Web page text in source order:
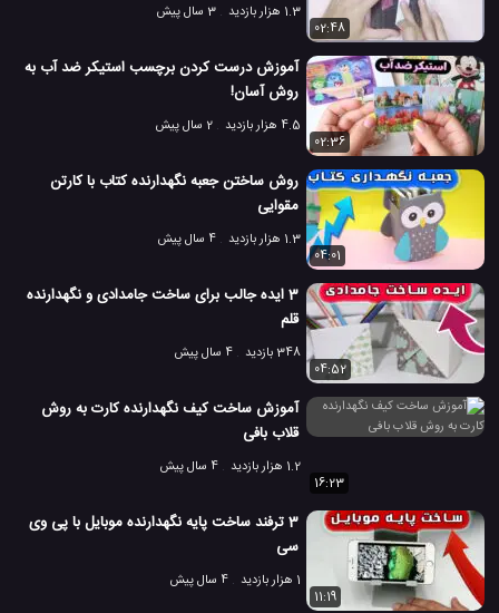
1.3 هزار بازدید
3 سال پیش
02:48
آموزش درست کردن برچسب استیکر ضد آب به
روش آسان!
4.5 هزار بازدید
2 سال پیش
02:36
روش ساختن جعبه نگهدارنده کتاب با کارتن
مقوایی
1.3 هزار بازدید
4 سال پیش
04:01
3 ایده جالب برای ساخت جامدادی و نگهدارنده
قلم
348 بازدید
4 سال پیش
04:52
آموزش ساخت کیف نگهدارنده کارت به روش
قلاب بافی
1.2 هزار بازدید
4 سال پیش
16:23
3 ترفند ساخت پایه نگهدارنده موبایل با پی وی
سی
1 هزار بازدید
4 سال پیش
11:19